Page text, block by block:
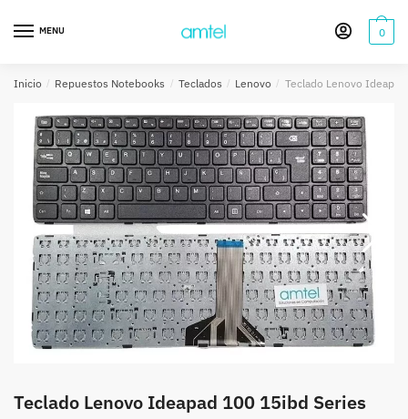
navegación
MENU 0
Inicio / Repuestos Notebooks / Teclados / Lenovo / Teclado Lenovo
Teclado Lenovo Ideapad 100 15ibd Series